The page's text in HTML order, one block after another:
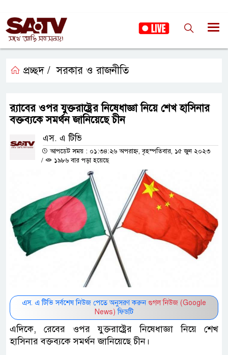
প্রচ্ছদ / সরকার ও রাজনীতি
র‌্যাবের ওপর যুক্তরাষ্ট্রের নিষেধাজ্ঞা নিয়ে শেখ হাসিনার
বক্তব্যকে সমর্থন জানিয়েছে চীন
এস. এ টিভি
আপডেট সময় : ০১:৩৪:২৬ অপরাহ্ন, বৃহস্পতিবার, ১৫ জুন ২০২৩
/
১৯৮৬ বার পড়া হয়েছে
এস. এ টিভি সর্বশেষ নিউজ পেতে অনুসরণ করুন গুগল নিউজ (Google
News) ফিডটি
এদিকে, রেবের ওপর যুক্তরাষ্ট্রের নিষেধাজ্ঞা নিয়ে শেখ
হাসিনার বক্তব্যকে সমর্থন জানিয়েছে চীন।